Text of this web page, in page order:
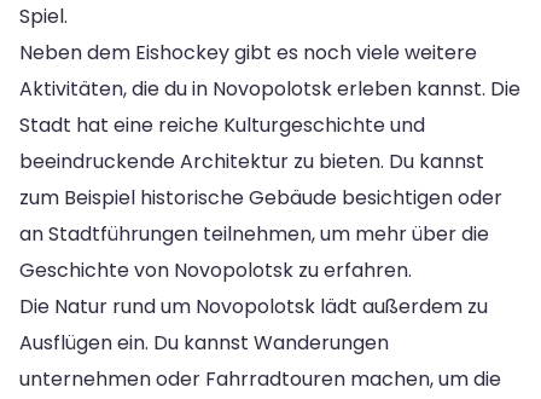
Spiel.
Neben dem Eishockey gibt es noch viele weitere
Aktivitäten, die du in Novopolotsk erleben kannst. Die
Stadt hat eine reiche Kulturgeschichte und
beeindruckende Architektur zu bieten. Du kannst
zum Beispiel historische Gebäude besichtigen oder
an Stadtführungen teilnehmen, um mehr über die
Geschichte von Novopolotsk zu erfahren.
Die Natur rund um Novopolotsk lädt außerdem zu
Ausflügen ein. Du kannst Wanderungen
unternehmen oder Fahrradtouren machen, um die